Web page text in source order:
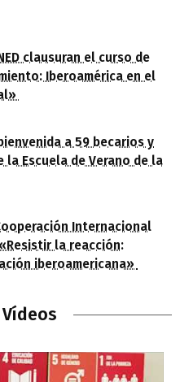
clausuran el curso de
Iberoamérica en el
a 59 becarios y
la Escuela de Verano de la
Internacional
la reacción:
iberoamericana»